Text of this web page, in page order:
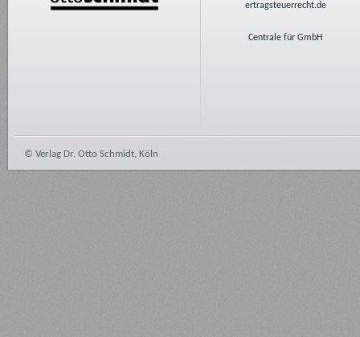
ertragsteuerrecht.de
Centrale für GmbH
© Verlag Dr. Otto Schmidt, Köln